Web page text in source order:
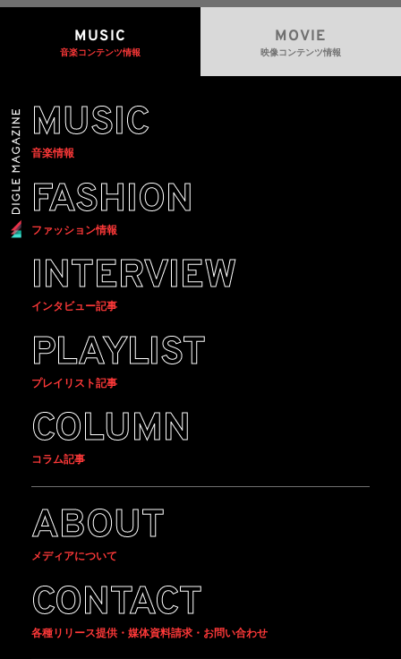
MUSIC
音楽コンテンツ情報
MOVIE
映像コンテンツ情報
MUSIC
音楽情報
FASHION
ファッション情報
INTERVIEW
インタビュー記事
PLAYLIST
プレイリスト記事
COLUMN
コラム記事
ABOUT
メディアについて
CONTACT
各種リリース提供・媒体資料請求・お問い合わせ